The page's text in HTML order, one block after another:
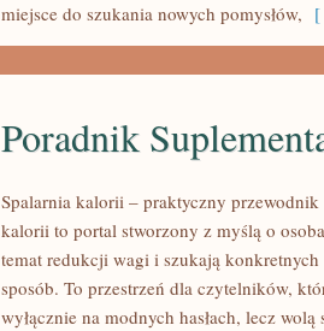
miejsce do szukania nowych pomysłów, [
Poradnik
Spalarnia kalorii – praktyczny
kalorii to portal stworzony z myślą o
temat redukcji wagi i szukają
sposób. To przestrzeń dla czytelników,
wyłącznie na modnych hasłach, lecz